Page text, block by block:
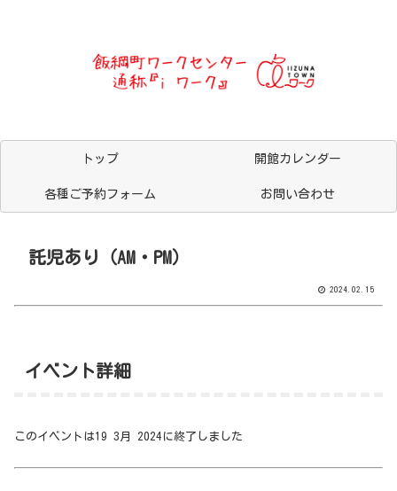
トップ 開館カレンダー
各種ご予約フォーム お問い合わせ
託児あり（AM・PM）
2024.02.15
イベント詳細
このイベントは19 3月 2024に終了しました